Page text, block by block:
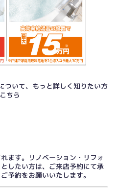
いて、もっと詳しく知りたい方
ちら
ます。リノベーション・リフォ
したい方は、 ご来店予約にて承
予約をお願いいたします。